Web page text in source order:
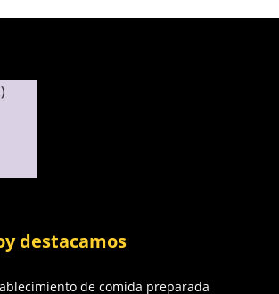
destacamos
de comida preparada